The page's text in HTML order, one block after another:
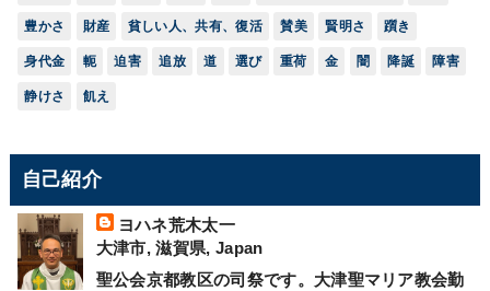
豊かさ 財産 貧しい人、共有、復活 賛美 賢明さ 躓き
身代金 軛 迫害 追放 道 選び 重荷 金 闇 降誕 障害
静けさ 飢え
自己紹介
ヨハネ荒木太一
大津市, 滋賀県, Japan
聖公会京都教区の司祭です。大津聖マリア教会勤